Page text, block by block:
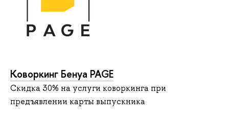
Коворкинг Бенуа PAGE
Скидка 30% на услуги коворкинга при
предъявлении карты выпускника